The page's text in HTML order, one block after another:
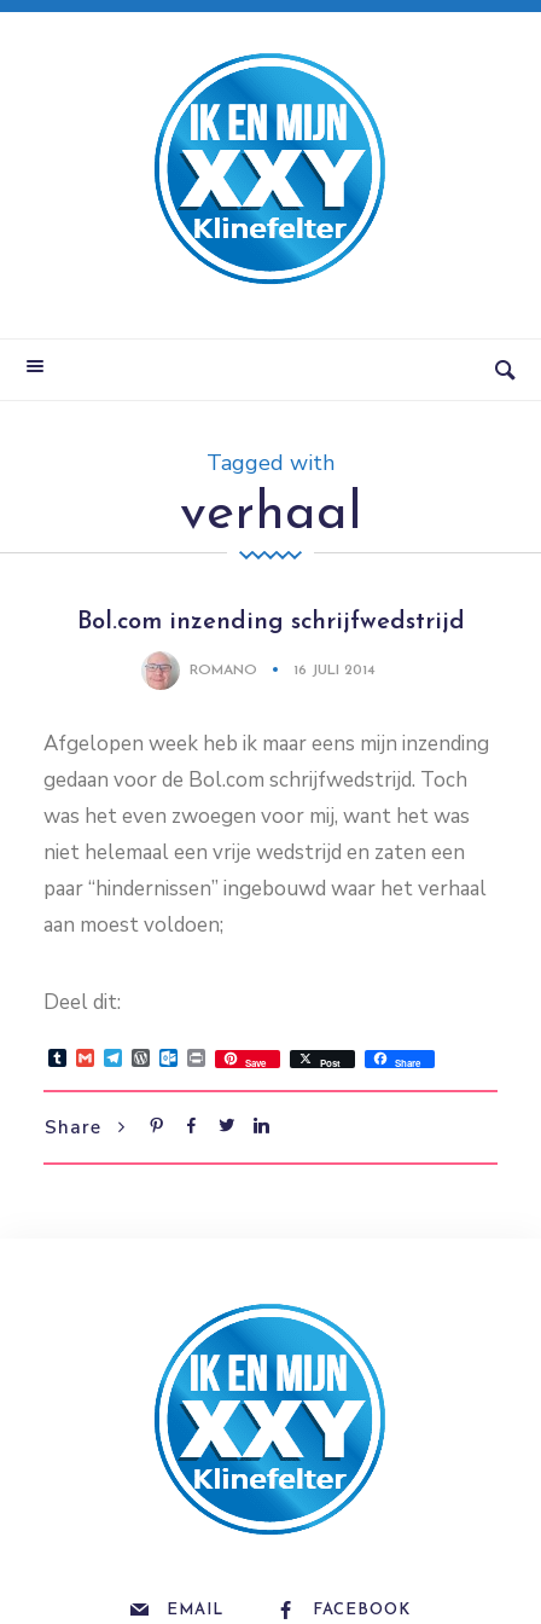
Tagged with
verhaal
Bol.com inzending schrijfwedstrijd
ROMANO 16 JULI 2014
Afgelopen week heb ik maar eens mijn inzending
gedaan voor de Bol.com schrijfwedstrijd. Toch
was het even zwoegen voor mij, want het was
niet helemaal een vrije wedstrijd en zaten een
paar “hindernissen” ingebouwd waar het verhaal
aan moest voldoen;
Deel dit:
Tumblr
GmailTelegram
WordPress
Outlook.com
PrintSave Post Share
Share
EMAIL FACEBOOK